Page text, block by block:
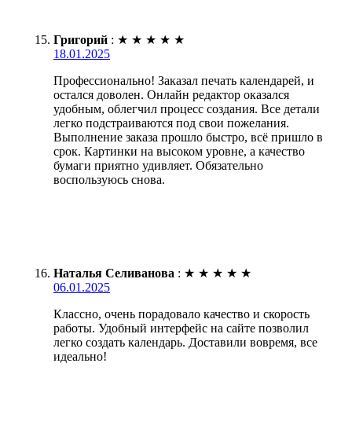
Григорий : ★ ★ ★ ★ ★
18.01.2025
Профессионально! Заказал печать календарей, и
остался доволен. Онлайн редактор оказался
удобным, облегчил процесс создания. Все детали
легко подстраиваются под свои пожелания.
Выполнение заказа прошло быстро, всё пришло в
срок. Картинки на высоком уровне, а качество
бумаги приятно удивляет. Обязательно
воспользуюсь снова.
Наталья Селиванова : ★ ★ ★ ★ ★
06.01.2025
Классно, очень порадовало качество и скорость
работы. Удобный интерфейс на сайте позволил
легко создать календарь. Доставили вовремя, все
идеально!